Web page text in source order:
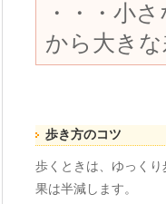
・・・小
から大き
歩き方のコツ
歩くときは、ゆっく
果は半減します。